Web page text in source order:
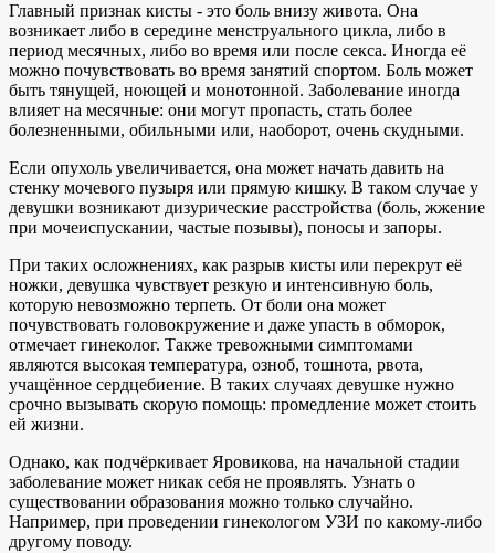
Главный признак кисты - это боль внизу живота. Она
возникает либо в середине менструального цикла, либо в
период месячных, либо во время или после секса. Иногда её
можно почувствовать во время занятий спортом. Боль может
быть тянущей, ноющей и монотонной. Заболевание иногда
влияет на месячные: они могут пропасть, стать более
болезненными, обильными или, наоборот, очень скудными.
Если опухоль увеличивается, она может начать давить на
стенку мочевого пузыря или прямую кишку. В таком случае у
девушки возникают дизурические расстройства (боль, жжение
при мочеиспускании, частые позывы), поносы и запоры.
При таких осложнениях, как разрыв кисты или перекрут её
ножки, девушка чувствует резкую и интенсивную боль,
которую невозможно терпеть. От боли она может
почувствовать головокружение и даже упасть в обморок,
отмечает гинеколог. Также тревожными симптомами
являются высокая температура, озноб, тошнота, рвота,
учащённое сердцебиение. В таких случаях девушке нужно
срочно вызывать скорую помощь: промедление может стоить
ей жизни.
Однако, как подчёркивает Яровикова, на начальной стадии
заболевание может никак себя не проявлять. Узнать о
существовании образования можно только случайно.
Например, при проведении гинекологом УЗИ по какому-либо
другому поводу.